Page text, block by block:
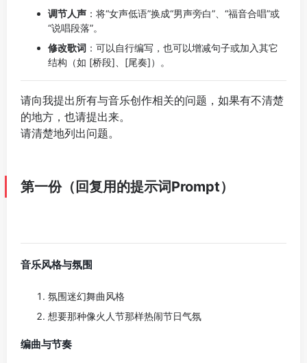
调节人声 ：将“女声低语”换成“男声旁白”、“福音合唱”或
“说唱段落”。
修改歌词 ：可以自行编写，也可以增减句子或加入其它
结构（如 [桥段]、[尾奏]）。
请向我提出所有与音乐创作相关的问题，如果有不清楚
的地方，也请提出来。
请清楚地列出问题。
第一份（回复用的提示词Prompt）
音乐风格与氛围
氛围迷幻舞曲风格
想要那种像火人节那样热闹节日气氛
编曲与节奏